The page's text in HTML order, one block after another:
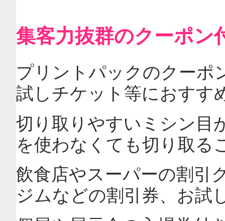
集客力抜群のクーポン
プリントパックのクーポ
試しチケット等におすす
切り取りやすいミシン目
を使わなくても切り取る
飲食店やスーパーの割引
ジムなどの割引券、お試